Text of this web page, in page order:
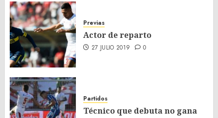
Previas
Actor de reparto
27 JULIO 2019 0
Partidos
Técnico que debuta no gana